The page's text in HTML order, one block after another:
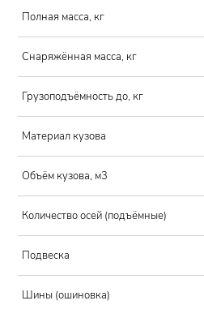
Полная масса, кг
Снаряжённая масса, кг
Грузоподъёмность до, кг
Материал кузова
Объём кузова, м3
Количество осей (подъёмные)
Подвеска
Шины (ошиновка)